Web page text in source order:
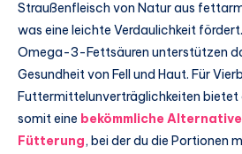
Straußenfleisch von Natur aus
was eine leichte Verdaulichkeit
Omega-3-Fettsäuren unterstützen
Gesundheit von Fell und Haut. Für
Futtermittelunverträglichkeiten bietet
somit eine bekömmliche
Fütterung, bei der du die Portionen